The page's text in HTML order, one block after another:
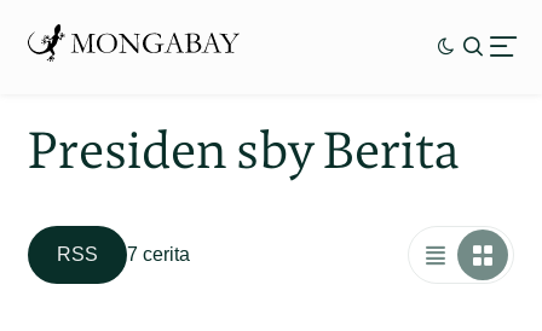
Presiden sby Berita
RSS 7 cerita